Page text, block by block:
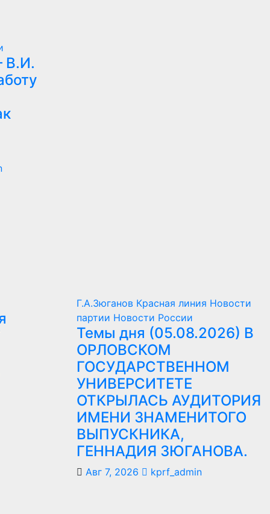
В.И.
Г.А.Зюганов Красная линия Новости
партии Новости России
Темы дня (05.08.2026) В
ОРЛОВСКОМ
ГОСУДАРСТВЕННОМ
УНИВЕРСИТЕТЕ
ОТКРЫЛАСЬ АУДИТОРИЯ
ИМЕНИ ЗНАМЕНИТОГО
ВЫПУСКНИКА,
ГЕННАДИЯ ЗЮГАНОВА.
Авг 7, 2026 kprf_admin